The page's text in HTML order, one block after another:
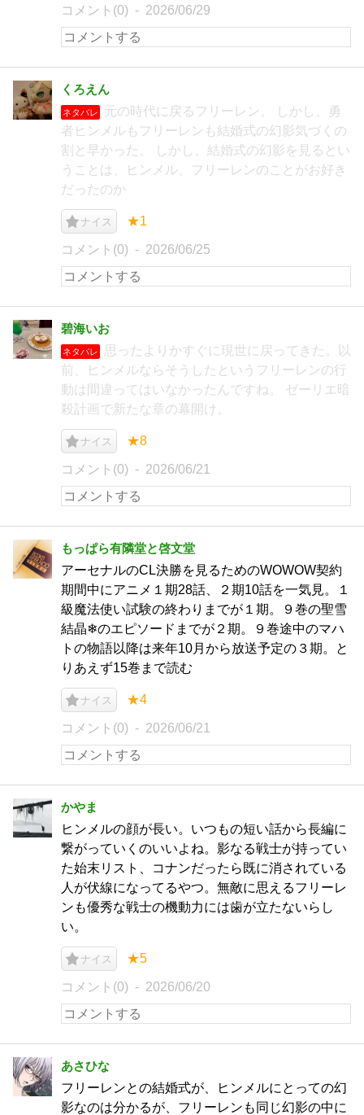
コメント(0) 2026/06/29
くろえん
ネタバレ
元の時代に戻るフリーレン。 しかし、勇
者ヒンメルもフリーレンも結婚式の幻影気づくの
割と早かった。 しかし、結婚式の幻影を見るとい
うことは、ヒンメル、フリーレンのことがお好き
だったのか
ナイス ★1
コメント(0) 2026/06/25
碧海いお
ネタバレ
思ったよりかすぐに現世に戻ってきた。以
前、ヒンメルならそうしたというフリーレンの行
動は間違ってはいなかったんですね。 ゼーリエ暗
殺計画で新たな章の幕開け。
ナイス ★8
コメント(0) 2026/06/21
もっぱら有隣堂と啓文堂
アーセナルのCL決勝を見るためのWOWOW契約
期間中にアニメ１期28話、２期10話を一気見。１
級魔法使い試験の終わりまでが１期。９巻の聖雪
結晶❄のエピソードまでが２期。９巻途中のマハ
トの物語以降は来年10月から放送予定の３期。と
りあえず15巻まで読む
ナイス ★4
コメント(0) 2026/06/21
かやま
ヒンメルの顔が長い。いつもの短い話から長編に
繋がっていくのいいよね。影なる戦士が持ってい
た始末リスト、コナンだったら既に消されている
人が伏線になってるやつ。無敵に思えるフリーレ
ンも優秀な戦士の機動力には歯が立たないらし
い。
ナイス ★5
コメント(0) 2026/06/20
あさひな
フリーレンとの結婚式が、ヒンメルにとっての幻
影なのは分かるが、フリーレンも同じ幻影の中に